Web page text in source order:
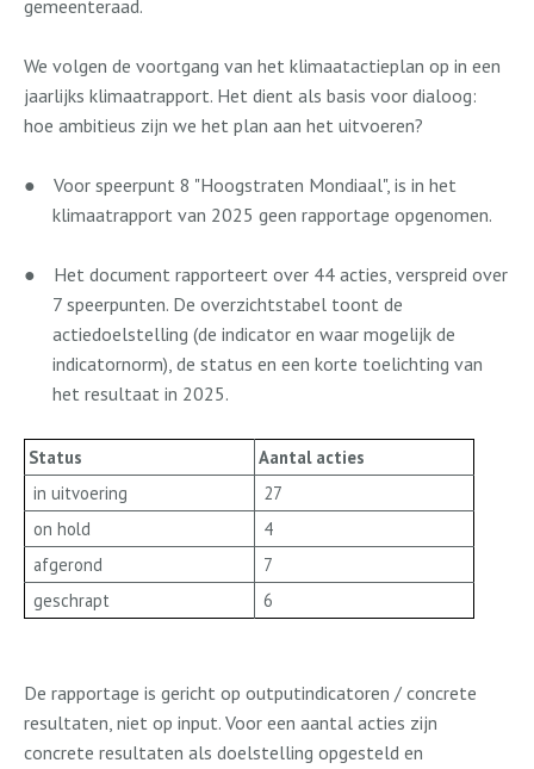
gemeenteraad.
We volgen de voortgang van het klimaatactieplan op in een
jaarlijks klimaatrapport. Het dient als basis voor dialoog:
hoe ambitieus zijn we het plan aan het uitvoeren?
●
Voor speerpunt 8 "Hoogstraten Mondiaal", is in het
klimaatrapport van 2025 geen rapportage opgenomen.
●
Het document rapporteert over 44 acties, verspreid over
7 speerpunten. De overzichtstabel toont de
actiedoelstelling (de indicator en waar mogelijk de
indicatornorm), de status en een korte toelichting van
het resultaat in 2025.
Status
Aantal acties
in uitvoering
27
on hold
4
afgerond
7
geschrapt
6
De rapportage is gericht op outputindicatoren / concrete
resultaten, niet op input. Voor een aantal acties zijn
concrete resultaten als doelstelling opgesteld en